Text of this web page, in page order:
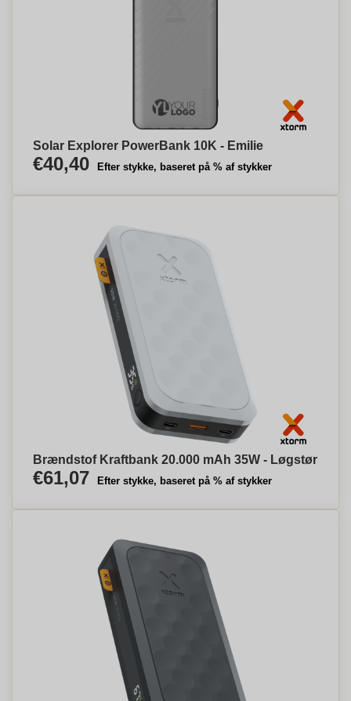
Solar Explorer PowerBank 10K - Emilie
€40,40 Efter stykke, baseret på % af stykker
Brændstof Kraftbank 20.000 mAh 35W - Løgstør
€61,07 Efter stykke, baseret på % af stykker